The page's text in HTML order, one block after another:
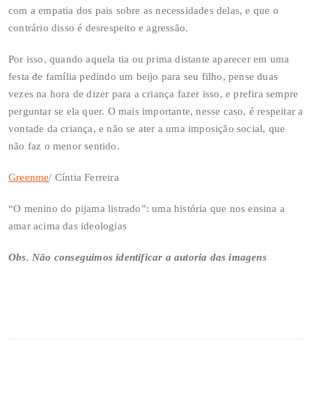
com a empatia dos pais sobre as necessidades delas, e que o
contrário disso é desrespeito e agressão.
Por isso, quando aquela tia ou prima distante aparecer em uma
festa de família pedindo um beijo para seu filho, pense duas
vezes na hora de dizer para a criança fazer isso, e prefira sempre
perguntar se ela quer. O mais importante, nesse caso, é respeitar a
vontade da criança, e não se ater a uma imposição social, que
não faz o menor sentido.
Greenme/ Cíntia Ferreira
“O menino do pijama listrado”: uma história que nos ensina a
amar acima das ideologias
Obs. Não conseguimos identificar a autoria das imagens